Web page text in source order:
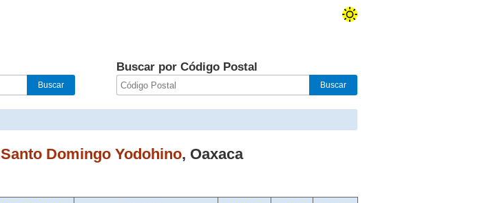
Buscar por Código Postal
Santo Domingo Yodohino, Oaxaca